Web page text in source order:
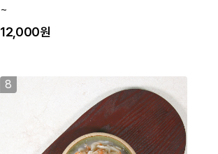
~
12,000원
8